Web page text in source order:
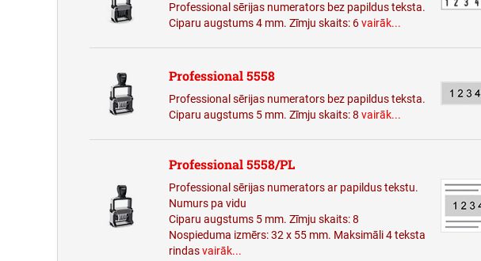
Professional sērijas numerators bez papildus teksta.
Ciparu augstums 4 mm. Zīmju skaits: 6vairāk...
Professional 5558
Professional sērijas numerators bez papildus teksta.
Ciparu augstums 5 mm. Zīmju skaits: 8 vairāk...
Professional 5558/PL
Professional sērijas numerators ar papildus tekstu.
Numurs pa vidu
Ciparu augstums 5 mm. Zīmju skaits: 8
Nospieduma izmērs: 32 x 55 mm. Maksimāli 4 teksta
rindasvairāk...